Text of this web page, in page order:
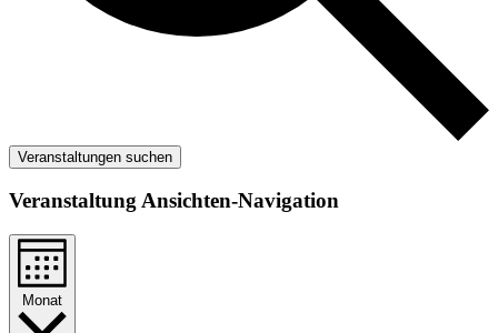
Veranstaltungen suchen
Veranstaltung Ansichten-Navigation
Monat